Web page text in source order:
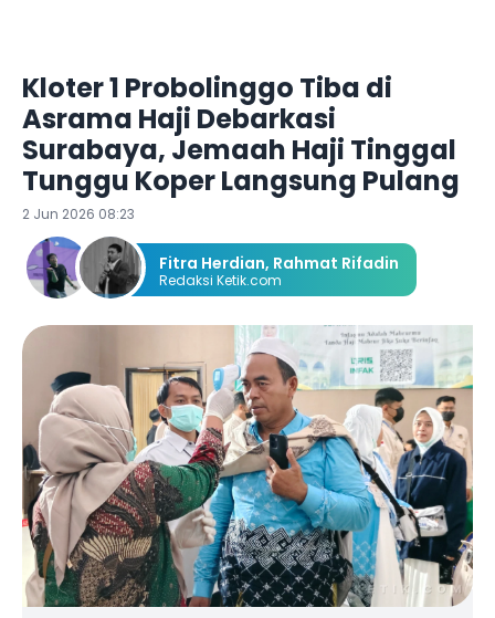
Kloter 1 Probolinggo Tiba di
Asrama Haji Debarkasi
Surabaya, Jemaah Haji Tinggal
Tunggu Koper Langsung Pulang
2 Jun 2026 08:23
Fitra Herdian, Rahmat Rifadin
Redaksi Ketik.com